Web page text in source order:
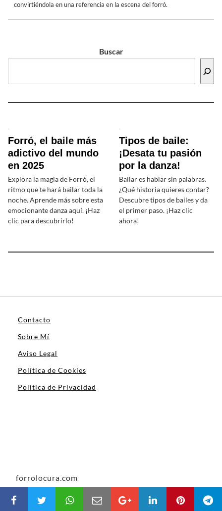
convirtiéndola en una referencia en la escena del forró.
Buscar
Forró, el baile más
adictivo del mundo
en 2025
Explora la magia de Forró, el
ritmo que te hará bailar toda la
noche. Aprende más sobre esta
emocionante danza aquí. ¡Haz
clic para descubrirlo!
Tipos de baile:
¡Desata tu pasión
por la danza!
Bailar es hablar sin palabras.
¿Qué historia quieres contar?
Descubre tipos de bailes y da
el primer paso. ¡Haz clic
ahora!
Contacto
Sobre Mí
Aviso Legal
Política de Cookies
Política de Privacidad
forrolocura.com